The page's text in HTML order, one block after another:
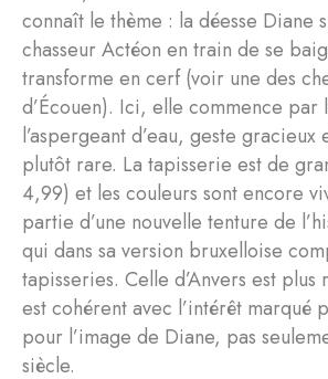
connaît le thème : la déesse Diane
chasseur Actéon en train de se
transforme en cerf (voir une des
d’Écouen). Ici, elle commence par
l’aspergeant d’eau, geste
plutôt rare. La tapisserie est de
4,99) et les couleurs sont encore
partie d’une nouvelle tenture de
qui dans sa version bruxelloise
tapisseries. Celle d’Anvers est plus
est cohérent avec l’intérêt marqué
pour l’image de Diane, pas
siècle.